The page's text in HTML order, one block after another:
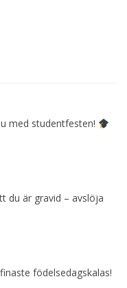
med studentfesten!
du är gravid – avslöja
födelsedagskalas!